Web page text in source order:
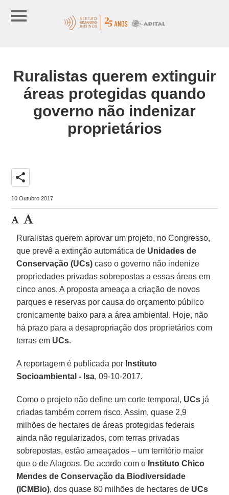
Ruralistas querem extinguir
áreas protegidas quando
governo não indenizar
proprietários
share
10 Outubro 2017
Ruralistas querem aprovar um projeto, no Congresso,
que prevê a extinção automática de Unidades de
Conservação (UCs) caso o governo não indenize
propriedades privadas sobrepostas a essas áreas em
cinco anos. A proposta ameaça a criação de novos
parques e reservas por causa do orçamento público
cronicamente baixo para a área ambiental. Hoje, não
há prazo para a desapropriação dos proprietários com
terras em UCs.
A reportagem é publicada por Instituto
Socioambiental - Isa, 09-10-2017.
Como o projeto não define um corte temporal, UCs já
criadas também correm risco. Assim, quase 2,9
milhões de hectares de áreas protegidas federais
ainda não regularizados, com terras privadas
sobrepostas, estão ameaçados – um território maior
que o de Alagoas. De acordo com o Instituto Chico
Mendes de Conservação da Biodiversidade
(ICMBio), dos quase 80 milhões de hectares de UCs